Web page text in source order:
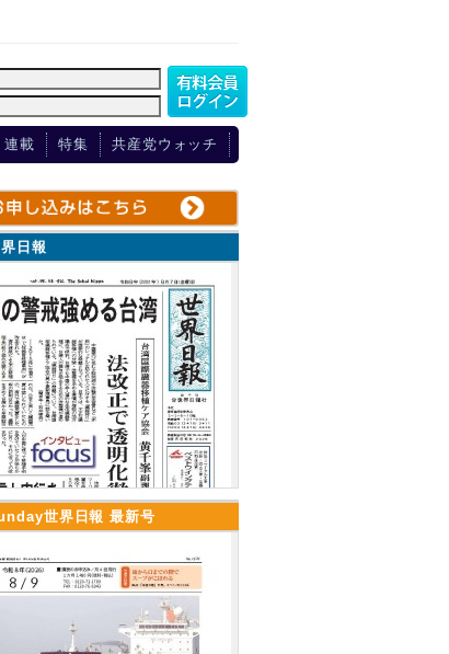
連載 特集 共産党ウォッチ
日報
世界日報 最新号